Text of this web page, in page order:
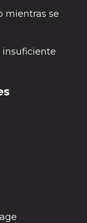
mientras se
insuficiente